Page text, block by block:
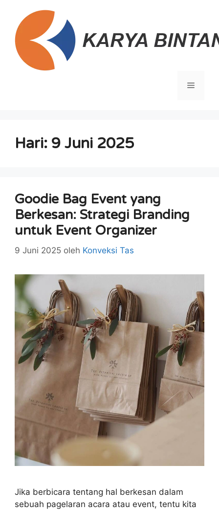
Menu
Hari: 9 Juni 2025
Goodie Bag Event yang
Berkesan: Strategi Branding
untuk Event Organizer
9 Juni 2025 oleh Konveksi Tas
Jika berbicara tentang hal berkesan dalam
sebuah pagelaran acara atau event, tentu kita